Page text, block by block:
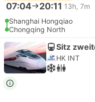
07:04 20:11 13h, 7m
Shanghai Hongqiao
Chongqing North
Sitz
HK INT